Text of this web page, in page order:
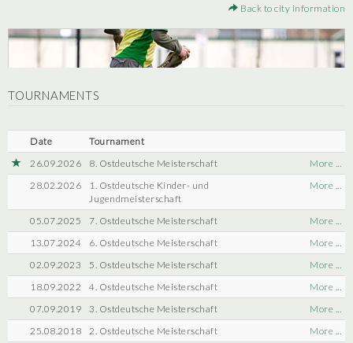
Back to city information
TOURNAMENTS
Date
Tournament
26.09.2026
8. Ostdeutsche Meisterschaft
More ...
28.02.2026
1. Ostdeutsche Kinder- und
Jugendmeisterschaft
More ...
05.07.2025 7. Ostdeutsche Meisterschaft
More ...
13.07.2024
6. Ostdeutsche Meisterschaft
More ...
02.09.2023
5. Ostdeutsche Meisterschaft
More ...
18.09.2022
4. Ostdeutsche Meisterschaft
More ...
07.09.2019
3. Ostdeutsche Meisterschaft
More ...
25.08.2018
2. Ostdeutsche Meisterschaft More ...